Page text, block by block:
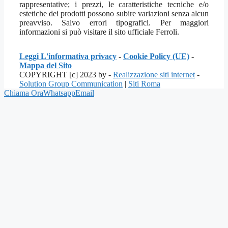
rappresentative; i prezzi, le caratteristiche tecniche e/o
estetiche dei prodotti possono subire variazioni senza alcun
preavviso. Salvo errori tipografici. Per maggiori
informazioni si può visitare il sito ufficiale Ferroli.
Leggi L'informativa privacy - Cookie Policy (UE) -
Mappa del Sito
COPYRIGHT [c] 2023 by - Realizzazione siti internet -
Solution Group Communication | Siti Roma
Chiama OraWhatsappEmail